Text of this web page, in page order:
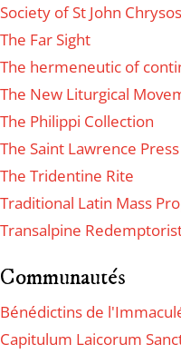
Society of St John
The Far Sight
The hermeneutic of
The New Liturgical
The Philippi Collection
The Saint Lawrence
The Tridentine Rite
Traditional Latin Mass
Transalpine
Communautés
Bénédictins de
Capitulum Laicorum